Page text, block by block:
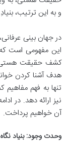
و به این ترتیب،
در جهان بینی
این مفهومی است
کشف حقیقت هستی
هدف آشنا کردن
تنها به فهم
نیز ارائه دهد. در
آن خواهیم پرداخت.
وحدت وجود: بنیاد